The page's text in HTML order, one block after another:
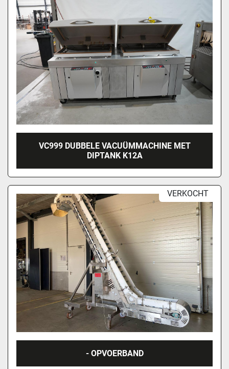
VC999 DUBBELE VACUÜMMACHINE MET
DIPTANK K12A
VERKOCHT
- OPVOERBAND